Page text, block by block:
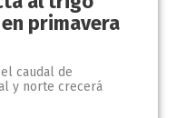
primavera
caudal de
y norte crecerá